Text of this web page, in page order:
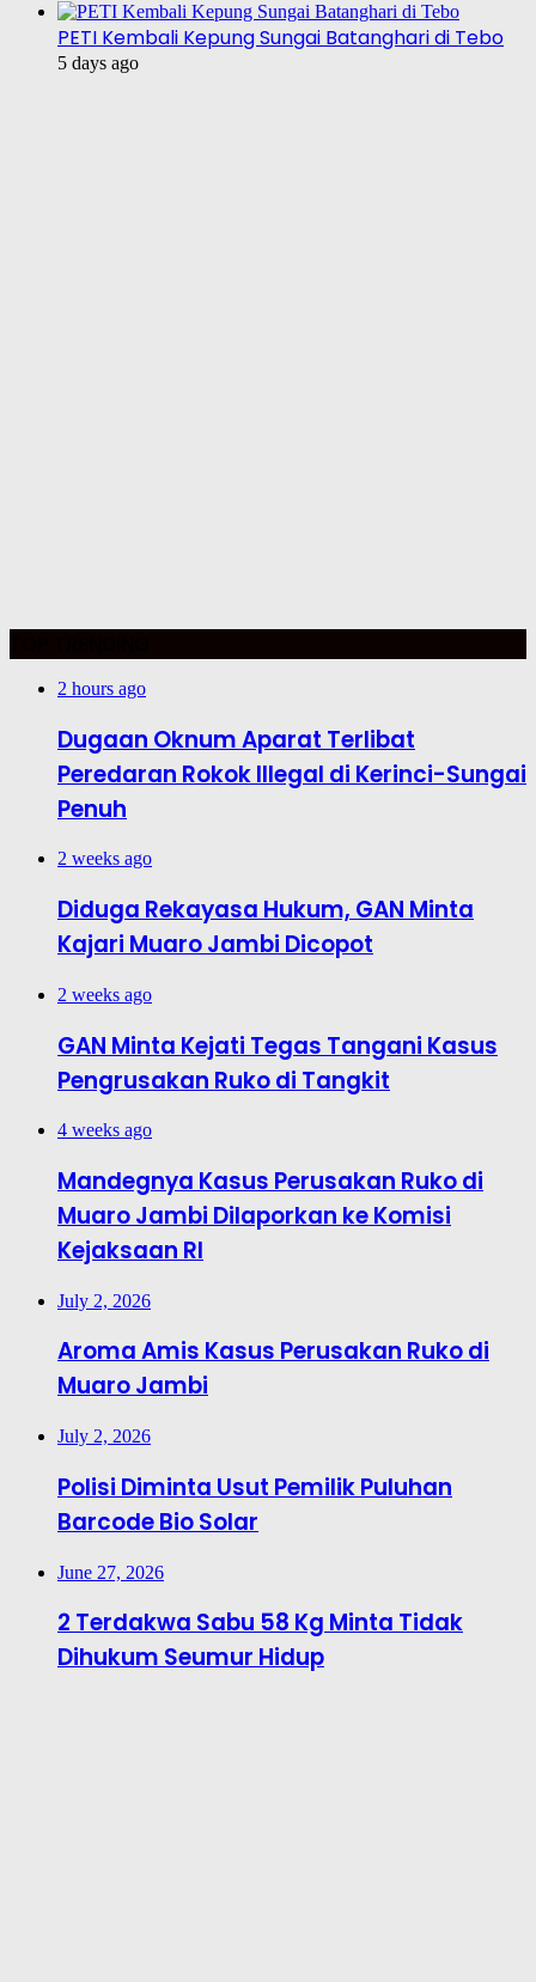
PETI Kembali Kepung Sungai Batanghari di Tebo
5 days ago
2 hours ago
Dugaan Oknum Aparat Terlibat
Peredaran Rokok Illegal di Kerinci-Sungai
Penuh
2 weeks ago
Diduga Rekayasa Hukum, GAN Minta
Kajari Muaro Jambi Dicopot
2 weeks ago
GAN Minta Kejati Tegas Tangani Kasus
Pengrusakan Ruko di Tangkit
4 weeks ago
Mandegnya Kasus Perusakan Ruko di
Muaro Jambi Dilaporkan ke Komisi
Kejaksaan RI
July 2, 2026
Aroma Amis Kasus Perusakan Ruko di
Muaro Jambi
July 2, 2026
Polisi Diminta Usut Pemilik Puluhan
Barcode Bio Solar
June 27, 2026
2 Terdakwa Sabu 58 Kg Minta Tidak
Dihukum Seumur Hidup